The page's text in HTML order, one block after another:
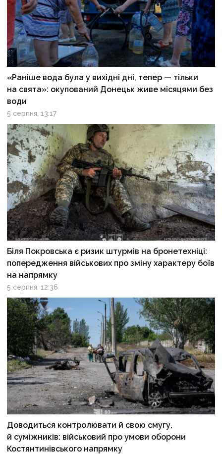
«Раніше вода була у вихідні дні, тепер — тільки
на свята»: окупований Донецьк живе місяцями без
води
5 серпня, 13:17
Біля Покровська є ризик штурмів на бронетехніці:
попередження військових про зміну характеру боїв
на напрямку
5 серпня, 12:36
Доводиться контролювати й свою смугу,
й суміжників: військовий про умови оборони
Костянтинівського напрямку